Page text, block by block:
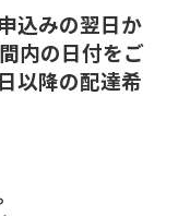
込みの翌日か
内の日付をご
以降の配達希